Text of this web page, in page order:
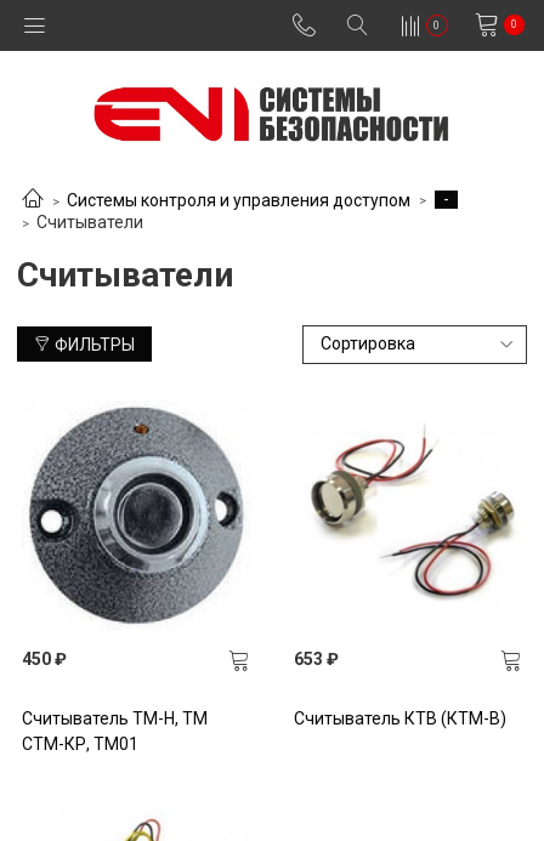
0 0
Системы контроля и управления доступом
-
Считыватели
Считыватели
ФИЛЬТРЫ
450 ₽
Считыватель TM-H, ТМ
СТМ-КР, ТМ01
653 ₽
Считыватель КТВ (КТМ-В)